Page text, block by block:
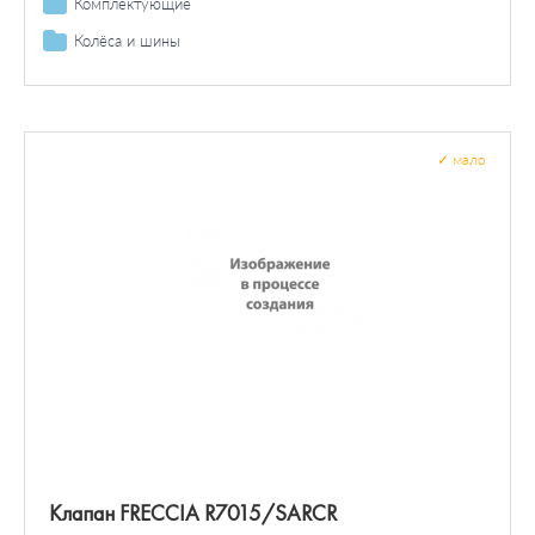
Клапан FRECCIA R7015/SARCR
мало
Багажник / пространство для груза
Колёса и шины